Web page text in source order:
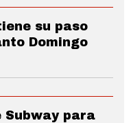
su paso
Domingo
Subway para